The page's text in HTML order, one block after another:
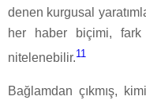
denen kurgusal
her haber biçimi, fark
nitelenebilir.11
Bağlamdan çıkmış,